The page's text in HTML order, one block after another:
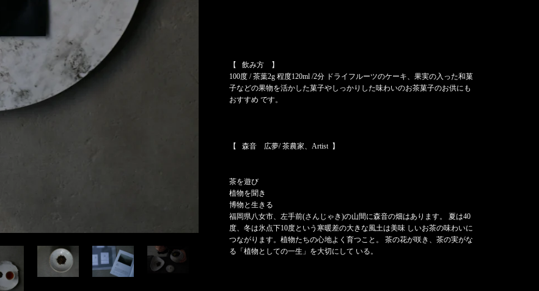
【 飲み方 】
100度 / 茶葉2g 程度120ml /2分 ドライフルーツのケーキ、果実の入った和菓
子などの果物を活かした菓子やしっかりした味わいのお茶菓子のお供にも
おすすめ です。
【 森音 広夢/ 茶農家、Artist 】
茶を遊び
植物を聞き
博物と生きる
福岡県八女市、左手前(さんじゃき)の山間に森音の畑はあります。 夏は40
度、冬は氷点下10度という寒暖差の大きな風土は美味 しいお茶の味わいに
つながります。植物たちの心地よく育つこと。 茶の花が咲き、茶の実がな
る「植物としての一生」を大切にして いる。